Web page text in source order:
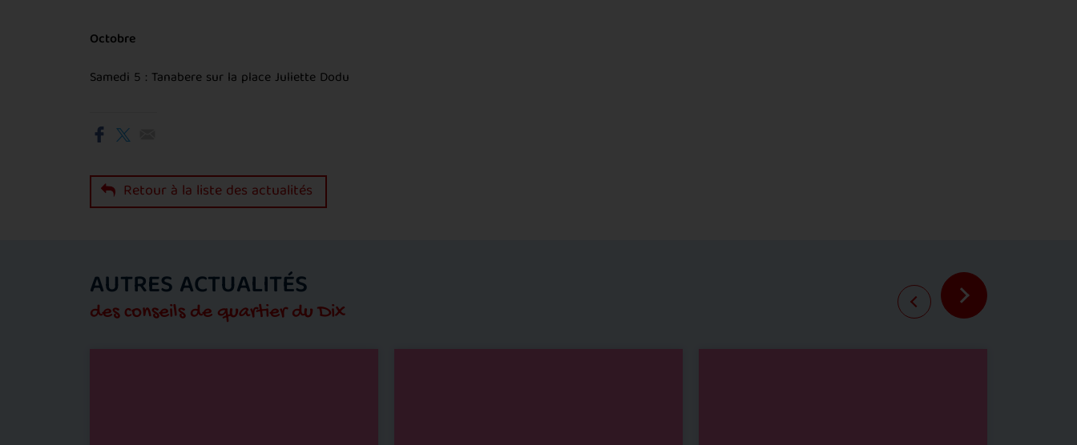
Octobre
Samedi 5 : Tanabere sur la place Juliette Dodu
Retour à la liste des actualités
AUTRES ACTUALITÉS
des conseils de quartier du Dix